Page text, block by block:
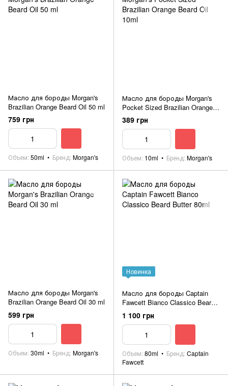
Масло для бороды Morgan's
Brazilian Orange Beard Oil 50 ml
759 грн
Объем 50ml Бренд Morgan's
Масло для бороды Morgan's
Pocket Sized Brazilian Orange
Beard Oil 10ml
389 грн
Объем 10ml Бренд Morgan's
Масло для бороды Morgan's
Brazilian Orange Beard Oil 30 ml
599 грн
Объем 30ml Бренд Morgan's
Новинка
Масло для бороды Captain
Fawcett Bianco Classico Beard
Butter 80ml
1 100 грн
Объем 80ml Бренд Captain
Fawcett